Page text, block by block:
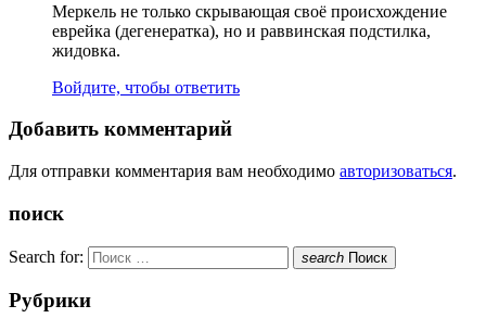
Меркель не только скрывающая своё происхождение
еврейка (дегенератка), но и раввинская подстилка,
жидовка.
Войдите, чтобы ответить
Добавить комментарий
Для отправки комментария вам необходимо авторизоваться.
поиск
Search for: search Поиск
Рубрики